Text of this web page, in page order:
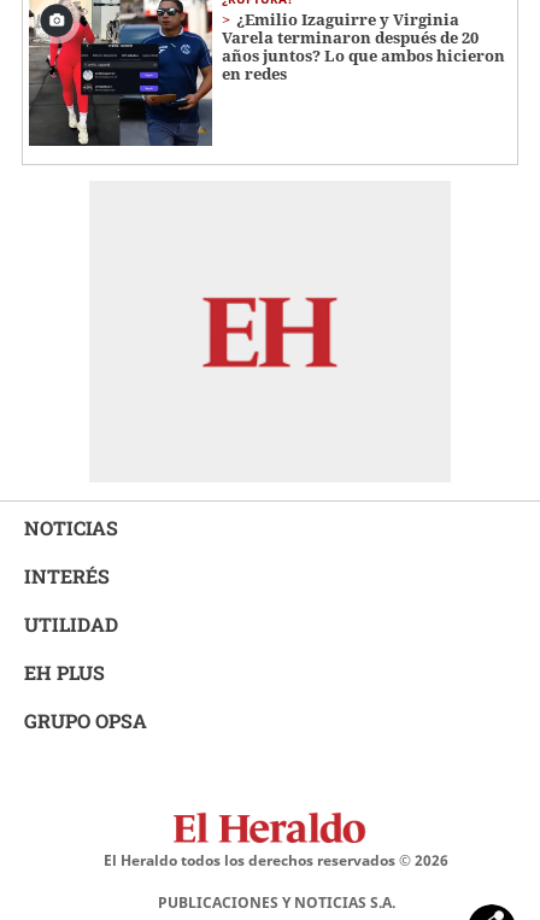
¿Emilio Izaguirre y Virginia
Varela terminaron después de 20
años juntos? Lo que ambos hicieron
en redes
NOTICIAS
INTERÉS
UTILIDAD
EH PLUS
GRUPO OPSA
El Heraldo todos los derechos reservados ©2026
PUBLICACIONES Y NOTICIAS S.A.